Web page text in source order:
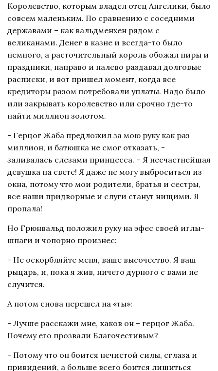
Королевство, которым владел отец Ангелики, было
совсем маленьким. По сравнению с соседними
державами – как вальдменхен рядом с
великанами. Денег в казне и всегда-то было
немного, а расточительный король обожал пиры и
праздники, направо и налево раздавал долговые
расписки, и вот пришел момент, когда все
кредиторы разом потребовали уплаты. Надо было
или закрывать королевство или срочно где-то
найти миллион золотом.
- Герцог Жаба предложил за мою руку как раз
миллион, и батюшка не смог отказать, -
заливалась слезами принцесса. – Я несчастнейшая
девушка на свете! Я даже не могу выброситься из
окна, потому что мои родители, братья и сестры,
все наши придворные и слуги станут нищими. Я
пропала!
Но Грюнвальд положил руку на эфес своей иглы-
шпаги и чопорно произнес:
- Не оскорбляйте меня, ваше высочество. Я ваш
рыцарь, и, пока я жив, ничего дурного с вами не
случится.
А потом снова перешел на «ты»:
- Лучше расскажи мне, каков он – герцог Жаба.
Почему его прозвали Благочестивым?
- Потому что он боится нечистой силы, сглаза и
привидений, а больше всего боится лишиться